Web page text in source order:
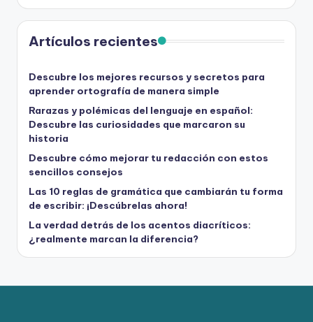
Artículos recientes
Descubre los mejores recursos y secretos para
aprender ortografía de manera simple
Rarazas y polémicas del lenguaje en español:
Descubre las curiosidades que marcaron su
historia
Descubre cómo mejorar tu redacción con estos
sencillos consejos
Las 10 reglas de gramática que cambiarán tu forma
de escribir: ¡Descúbrelas ahora!
La verdad detrás de los acentos diacríticos:
¿realmente marcan la diferencia?